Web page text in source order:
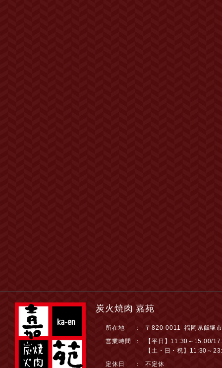
炭火焼肉 嘉苑
所在地 ：
〒820-0011 福岡県飯塚
営業時間
：
【平日】11:30～15:00/
【土・日・祝】11:30～
定休日
： 不定休